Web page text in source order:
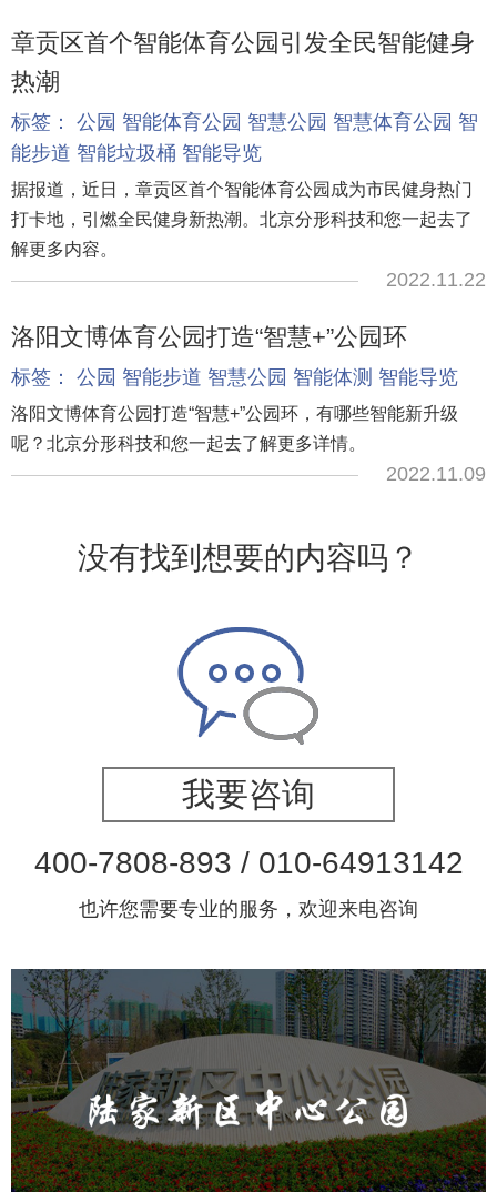
章贡区首个智能体育公园引发全民智能健身
热潮
标签： 公园 智能体育公园 智慧公园 智慧体育公园 智
能步道 智能垃圾桶 智能导览
据报道，近日，章贡区首个智能体育公园成为市民健身热门
打卡地，引燃全民健身新热潮。北京分形科技和您一起去了
解更多内容。
2022.11.22
洛阳文博体育公园打造“智慧+”公园环
标签： 公园 智能步道 智慧公园 智能体测 智能导览
洛阳文博体育公园打造“智慧+”公园环，有哪些智能新升级
呢？北京分形科技和您一起去了解更多详情。
2022.11.09
没有找到想要的内容吗？
我要咨询
400-7808-893 / 010-64913142
也许您需要专业的服务，欢迎来电咨询
陆家新区中心公园
旅游休闲 公园 AI人工智能
智慧公园
智能语音亭
智能导览 智慧公园体验中心